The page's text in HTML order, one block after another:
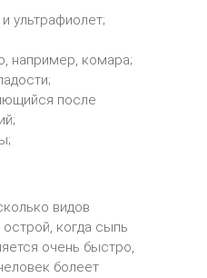
ультрафиолет;
например, комара;
после
видов
когда сыпь
очень быстро,
болеет